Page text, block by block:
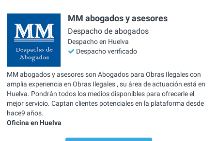
MM abogados y asesores
Despacho de abogados
Despacho en Huelva
Despacho verificado
MM abogados y asesores son Abogados para Obras Ilegales con
amplia experiencia en Obras Ilegales , su área de actuación está en
Huelva. Pondrán todos los medios disponibles para ofrecerle el
mejor servicio. Captan clientes potenciales en la plataforma desde
hace9 años.
Oficina en Huelva